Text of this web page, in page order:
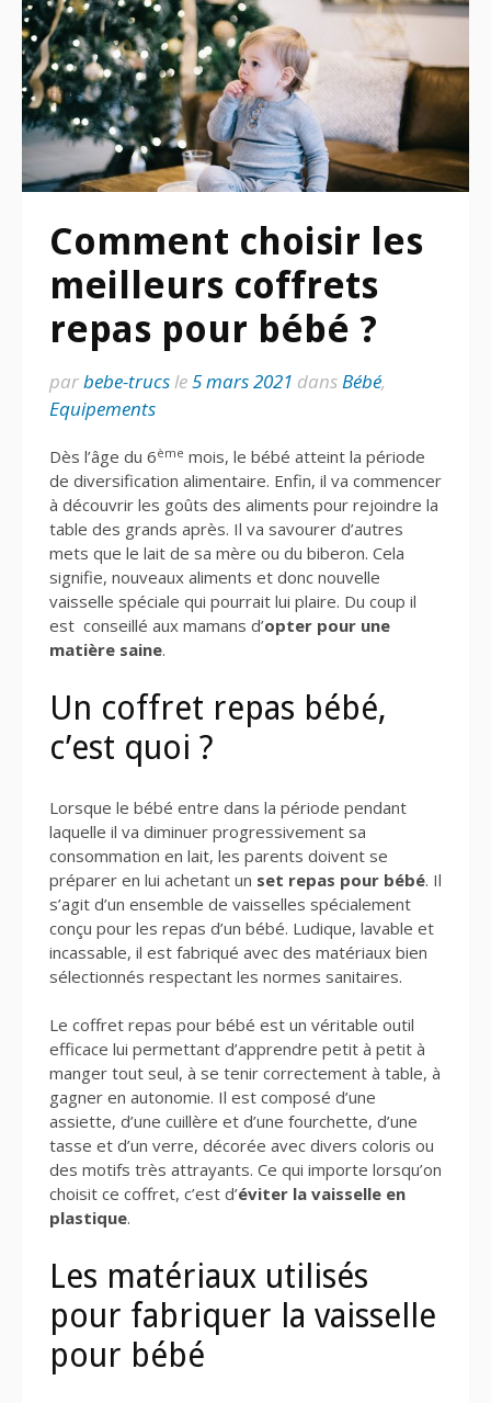
Comment choisir les
meilleurs coffrets
repas pour bébé ?
parbebe-trucsle5 mars 2021 dansBébé,
Equipements
Dès l’âge du 6ème mois, le bébé atteint la période
de diversification alimentaire. Enfin, il va commencer
à découvrir les goûts des aliments pour rejoindre la
table des grands après. Il va savourer d’autres
mets que le lait de sa mère ou du biberon. Cela
signifie, nouveaux aliments et donc nouvelle
vaisselle spéciale qui pourrait lui plaire. Du coup il
est conseillé aux mamans d’opter pour une
matière saine.
Un coffret repas bébé,
c’est quoi ?
Lorsque le bébé entre dans la période pendant
laquelle il va diminuer progressivement sa
consommation en lait, les parents doivent se
préparer en lui achetant un set repas pour bébé. Il
s’agit d’un ensemble de vaisselles spécialement
conçu pour les repas d’un bébé. Ludique, lavable et
incassable, il est fabriqué avec des matériaux bien
sélectionnés respectant les normes sanitaires.
Le coffret repas pour bébé est un véritable outil
efficace lui permettant d’apprendre petit à petit à
manger tout seul, à se tenir correctement à table, à
gagner en autonomie. Il est composé d’une
assiette, d’une cuillère et d’une fourchette, d’une
tasse et d’un verre, décorée avec divers coloris ou
des motifs très attrayants. Ce qui importe lorsqu’on
choisit ce coffret, c’est d’éviter la vaisselle en
plastique.
Les matériaux utilisés
pour fabriquer la vaisselle
pour bébé